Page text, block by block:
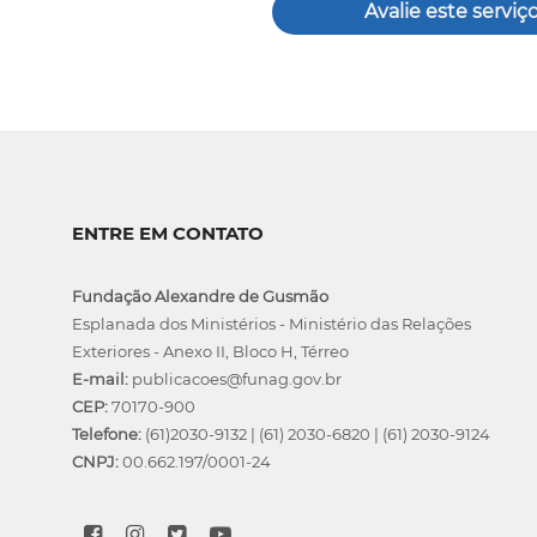
Avalie este
ENTRE EM CONTATO
Fundação Alexandre de Gusmão
Esplanada dos Ministérios - Ministério das Relações
Exteriores - Anexo II, Bloco H, Térreo
E-mail: publicacoes@funag.gov.br
CEP:70170-900
Telefone: (61)2030-9132 | (61) 2030-6820 | (61) 2030-9124
CNPJ:00.662.197/0001-24